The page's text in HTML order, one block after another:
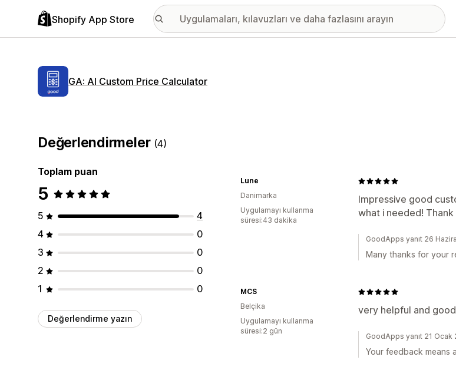
Shopify App Store
GA: AI Custom Price Calculator
Değerlendirmeler (4)
Toplam puan
5
5
4
4
0
3
0
2
0
1
0
Değerlendirme yazın
Impressive good
what i needed! Thank
Lune
Danimarka
Uygulamayı kullanma
süresi:43 dakika
GoodApps yanıt 26
Many thanks for your
very helpful and
MCS
Belçika
Uygulamayı kullanma
süresi:2 gün
GoodApps yanıt 21 Ocak
Your feedback means